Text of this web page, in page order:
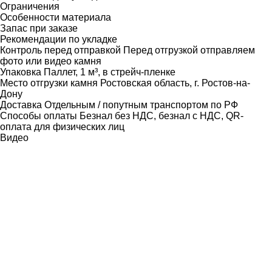
Ограничения
Особенности материала
Запас при заказе
Рекомендации по укладке
Контроль перед отправкой Перед отгрузкой отправляем
фото или видео камня
Упаковка Паллет, 1 м³, в стрейч-пленке
Место отгрузки камня Ростовская область, г. Ростов-на-
Дону
Доставка Отдельным / попутным транспортом по РФ
Способы оплаты Безнал без НДС, безнал с НДС, QR-
оплата для физических лиц
Видео